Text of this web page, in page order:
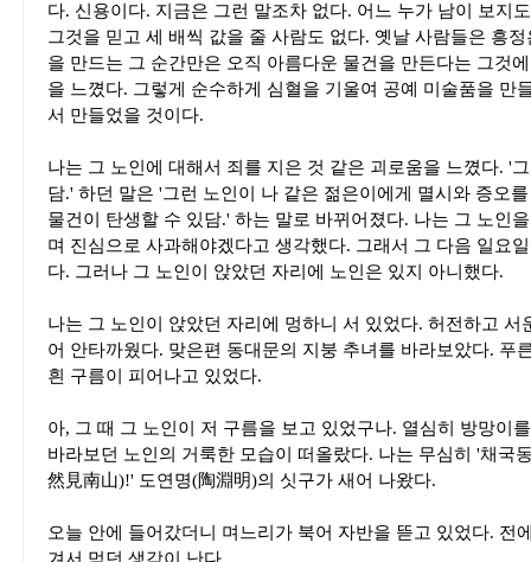
다. 신용이다. 지금은 그런 말조차 없다. 어느 누가 남이 보지
그것을 믿고 세 배씩 값을 줄 사람도 없다. 옛날 사람들은 흥
을 만드는 그 순간만은 오직 아름다운 물건을 만든다는 그것
을 느꼈다. 그렇게 순수하게 심혈을 기울여 공예 미술품을 만
서 만들었을 것이다.
나는 그 노인에 대해서 죄를 지은 것 같은 괴로움을 느꼈다. '
담.' 하던 말은 '그런 노인이 나 같은 젊은이에게 멸시와 증오
물건이 탄생할 수 있담.' 하는 말로 바뀌어졌다. 나는 그 노인
며 진심으로 사과해야겠다고 생각했다. 그래서 그 다음 일요
다. 그러나 그 노인이 앉았던 자리에 노인은 있지 아니했다.
나는 그 노인이 앉았던 자리에 멍하니 서 있었다. 허전하고
어 안타까웠다. 맞은편 동대문의 지붕 추녀를 바라보았다. 푸
흰 구름이 피어나고 있었다.
아, 그 때 그 노인이 저 구름을 보고 있었구나. 열심히 방망이
바라보던 노인의 거룩한 모습이 떠올랐다. 나는 무심히 '채국
然見南山)!' 도연명(陶淵明)의 싯구가 새어 나왔다.
오늘 안에 들어갔더니 며느리가 북어 자반을 뜯고 있었다. 전